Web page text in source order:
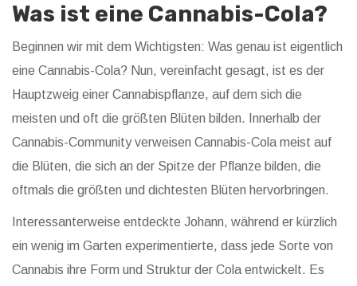
Was ist eine Cannabis-Cola?
Beginnen wir mit dem Wichtigsten: Was genau ist eigentlich
eine Cannabis-Cola? Nun, vereinfacht gesagt, ist es der
Hauptzweig einer Cannabispflanze, auf dem sich die
meisten und oft die größten Blüten bilden. Innerhalb der
Cannabis-Community verweisen Cannabis-Cola meist auf
die Blüten, die sich an der Spitze der Pflanze bilden, die
oftmals die größten und dichtesten Blüten hervorbringen.
Interessanterweise entdeckte Johann, während er kürzlich
ein wenig im Garten experimentierte, dass jede Sorte von
Cannabis ihre Form und Struktur der Cola entwickelt. Es